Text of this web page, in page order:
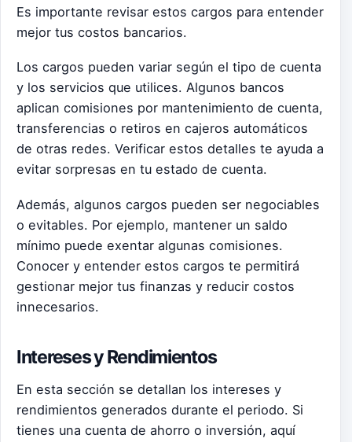
Es importante revisar estos cargos para entender
mejor tus costos bancarios.
Los cargos pueden variar según el tipo de cuenta
y los servicios que utilices. Algunos bancos
aplican comisiones por mantenimiento de cuenta,
transferencias o retiros en cajeros automáticos
de otras redes. Verificar estos detalles te ayuda a
evitar sorpresas en tu estado de cuenta.
Además, algunos cargos pueden ser negociables
o evitables. Por ejemplo, mantener un saldo
mínimo puede exentar algunas comisiones.
Conocer y entender estos cargos te permitirá
gestionar mejor tus finanzas y reducir costos
innecesarios.
Intereses y Rendimientos
En esta sección se detallan los intereses y
rendimientos generados durante el periodo. Si
tienes una cuenta de ahorro o inversión, aquí